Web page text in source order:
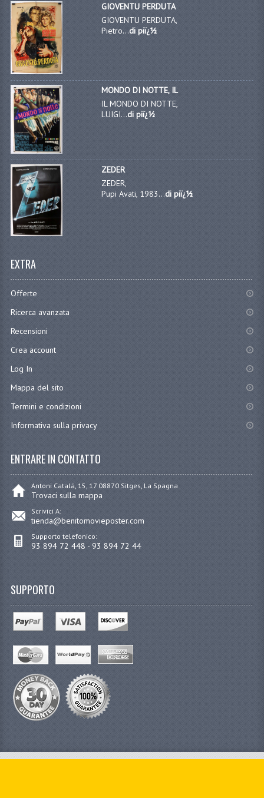
GIOVENTU PERDUTA
GIOVENTU PERDUTA,
Pietro...di piï¿½
MONDO DI NOTTE, IL
IL MONDO DI NOTTE,
LUIGI...di piï¿½
ZEDER
ZEDER,
Pupi Avati, 1983...di piï¿½
EXTRA
Offerte
Ricerca avanzata
Recensioni
Crea account
Log In
Mappa del sito
Termini e condizioni
Informativa sulla privacy
ENTRARE IN CONTATTO
Antoni Catalá, 15, 17 08870 Sitges, La Spagna
Trovaci sulla mappa
Scrivici A:
tienda@benitomovieposter.com
Supporto telefonico:
93 894 72 448 - 93 894 72 44
SUPPORTO